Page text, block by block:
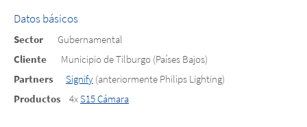
Datos básicos
Sector Gubernamental
Cliente
Municipio de Tilburgo (Países Bajos)
Partners Signify (anteriormente Philips Lighting)
Productos 4x S15 Cámara